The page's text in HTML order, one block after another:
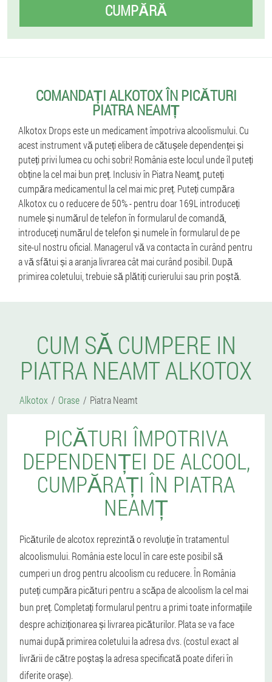
CUMPĂRĂ
COMANDAȚI ALKOTOX ÎN PICĂTURI
PIATRA NEAMȚ
Alkotox Drops este un medicament împotriva alcoolismului. Cu
acest instrument vă puteți elibera de cătușele dependenței și
puteți privi lumea cu ochi sobri! România este locul unde îl puteți
obține la cel mai bun preț. Inclusiv în Piatra Neamț, puteți
cumpăra medicamentul la cel mai mic preț. Puteți cumpăra
Alkotox cu o reducere de 50% - pentru doar 169L introduceți
numele și numărul de telefon în formularul de comandă,
introduceți numărul de telefon și numele în formularul de pe
site-ul nostru oficial. Managerul vă va contacta în curând pentru
a vă sfătui și a aranja livrarea cât mai curând posibil. După
primirea coletului, trebuie să plătiți curierului sau prin poștă.
CUM SĂ CUMPERE IN
PIATRA NEAMT ALKOTOX
Alkotox Orase Piatra Neamt
PICĂTURI ÎMPOTRIVA
DEPENDENȚEI DE ALCOOL,
CUMPĂRAȚI ÎN PIATRA
NEAMȚ
Picăturile de alcotox reprezintă o revoluție în tratamentul
alcoolismului. România este locul în care este posibil să
cumperi un drog pentru alcoolism cu reducere. În România
puteți cumpăra picături pentru a scăpa de alcoolism la cel mai
bun preț. Completați formularul pentru a primi toate informațiile
despre achiziționarea și livrarea picăturilor. Plata se va face
numai după primirea coletului la adresa dvs. (costul exact al
livrării de către poștaș la adresa specificată poate diferi în
diferite orașe).